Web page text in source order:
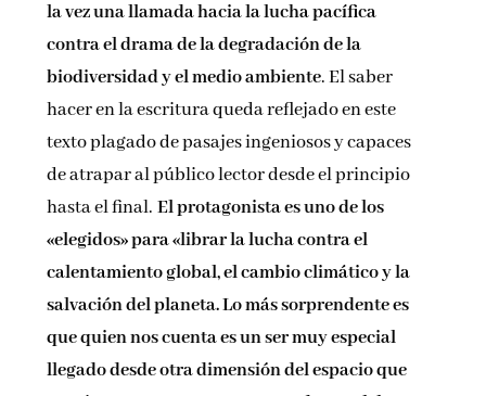
la vez una llamada hacia la lucha pacífica
contra el drama de la degradación de la
biodiversidad y el medio ambiente. El saber
hacer en la escritura queda reflejado en este
texto plagado de pasajes ingeniosos y capaces
de atrapar al público lector desde el principio
hasta el final.El protagonista es uno de los
«elegidos» para «librar la lucha contra el
calentamiento global, el cambio climático y la
salvación del planeta. Lo más sorprendente es
que quien nos cuenta es un ser muy especial
llegado desde otra dimensión del espacio que